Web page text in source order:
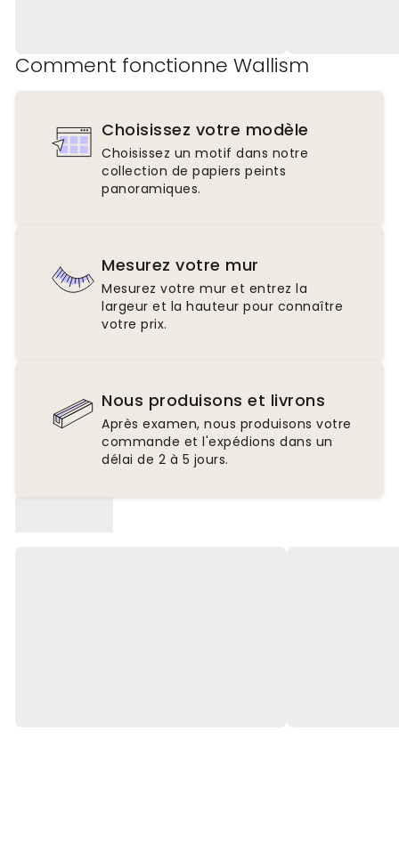
Comment fonctionne Wallism
Choisissez votre modèle
Choisissez un motif dans notre
collection de papiers peints
panoramiques.
Mesurez votre mur
Mesurez votre mur et entrez la
largeur et la hauteur pour connaître
votre prix.
Nous produisons et livrons
Après examen, nous produisons votre
commande et l'expédions dans un
délai de 2 à 5 jours.